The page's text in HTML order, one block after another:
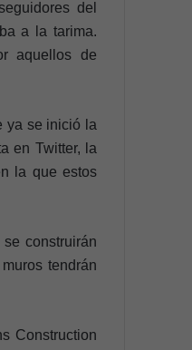
del
a la tarima.
aquellos de
ya se inició la
en Twitter, la
la que estos
construirán
tendrán
Construction